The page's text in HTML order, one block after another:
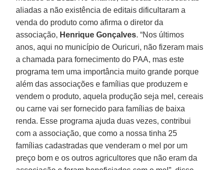
aliadas a não existência de editais dificultaram a
venda do produto como afirma o diretor da
associação, Henrique Gonçalves. “Nos últimos
anos, aqui no município de Ouricuri, não fizeram mais
a chamada para fornecimento do PAA, mas este
programa tem uma importância muito grande porque
além das associações e famílias que produzem e
vendem o produto, aquela produção seja mel, cereais
ou carne vai ser fornecido para famílias de baixa
renda. Esse programa ajuda duas vezes, contribui
com a associação, que como a nossa tinha 25
famílias cadastradas que venderam o mel por um
preço bom e os outros agricultores que não eram da